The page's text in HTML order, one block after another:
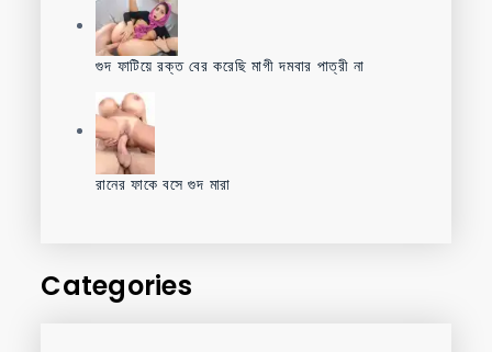
গুদ ফাটিয়ে রক্ত বের করেছি মাগী দমবার পাত্রী না
রানের ফাকে বসে গুদ মারা
Categories